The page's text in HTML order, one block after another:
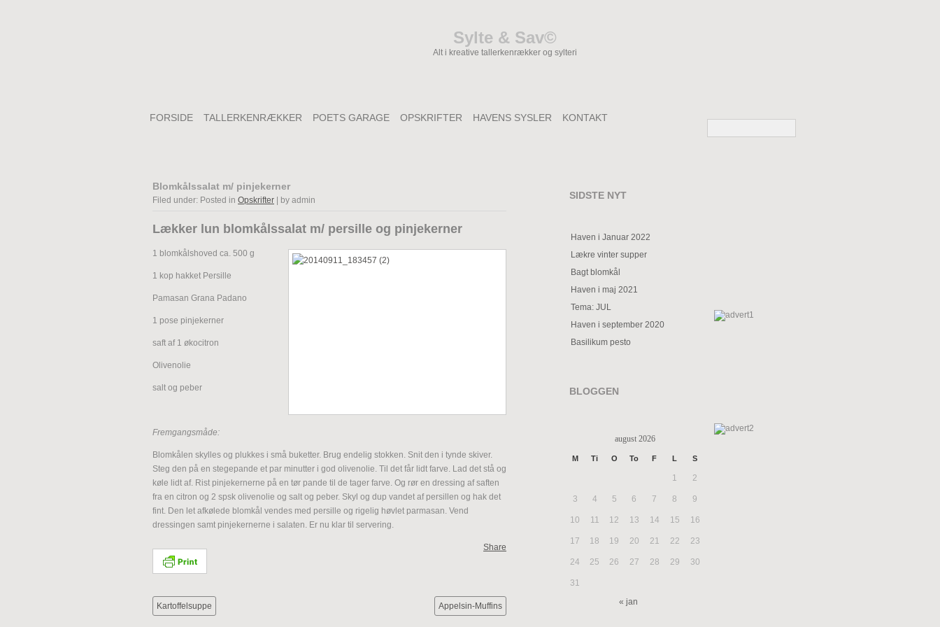
Sylte & Sav©
Alt i kreative tallerkenrækker og sylteri
FORSIDE TALLERKENRÆKKER POETS GARAGE OPSKRIFTER HAVENS SYSLER KONTAKT
Blomkålssalat m/ pinjekerner
Filed under: Posted in Opskrifter | by admin
Lækker lun blomkålssalat m/ persille og pinjekerner
1 blomkålshoved ca. 500 g
1 kop hakket Persille
Pamasan Grana Padano
1 pose pinjekerner
saft af 1 økocitron
Olivenolie
salt og peber
Fremgangsmåde:
Blomkålen skylles og plukkes i små buketter. Brug endelig stokken. Snit den i tynde skiver.
Steg den på en stegepande et par minutter i god olivenolie. Til det får lidt farve. Lad det stå og
køle lidt af. Rist pinjekernerne på en tør pande til de tager farve. Og rør en dressing af saften
fra en citron og 2 spsk olivenolie og salt og peber. Skyl og dup vandet af persillen og hak det
fint. Den let afkølede blomkål vendes med persille og rigelig høvlet parmasan. Vend
dressingen samt pinjekernerne i salaten. Er nu klar til servering.
Share
Appelsin-Muffins
Kartoffelsuppe
SIDSTE NYT
Haven i Januar 2022
Lækre vinter supper
Bagt blomkål
Haven i maj 2021
Tema: JUL
Haven i september 2020
Basilikum pesto
BLOGGEN
august 2026
M Ti O To F L S
1 2
3 4 5 6 7 8 9
10 11 12 13 14 15 16
17 18 19 20 21 22 23
24 25 26 27 28 29 30
31
« jan